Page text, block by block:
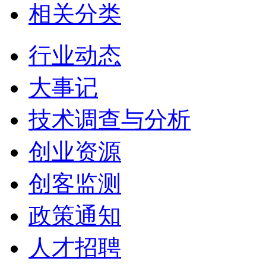
相关分类
行业动态
大事记
技术调查与分析
创业资源
创客监测
政策通知
人才招聘